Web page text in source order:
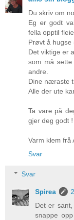
Du skriv om
Eg er godt
fella opptil
Prøvt å hugse
Det viktige er
som må
andre.
Dine næraste
Alle der ute
Ta vare på
gjer deg godt !
Varm klem frå
Svar
Svar
Spirea
Det er
snappe